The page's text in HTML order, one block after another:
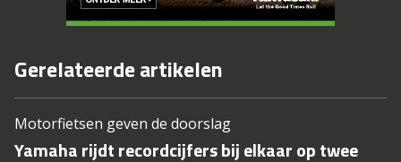
Gerelateerde artikelen
Motorfietsen geven de doorslag
Yamaha rijdt recordcijfers bij elkaar op twee